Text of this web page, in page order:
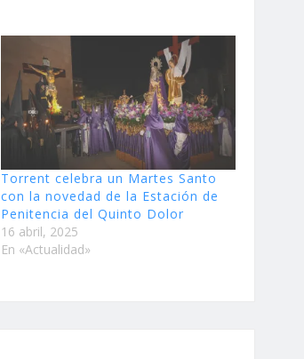
Torrent celebra un Martes Santo
con la novedad de la Estación de
Penitencia del Quinto Dolor
16 abril, 2025
En «Actualidad»